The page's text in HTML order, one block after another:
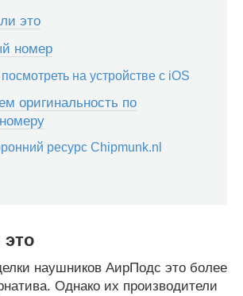
это
номер
посмотреть на устройстве с iOS
оригинальность по
ресурс Chipmunk.nl
наушников АирПодс это более
Однако их производители